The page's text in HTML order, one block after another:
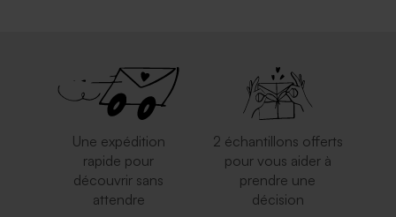
Une expédition
rapide pour
découvrir sans
attendre
2 échantillons offerts
pour vous aider à
prendre une
décision